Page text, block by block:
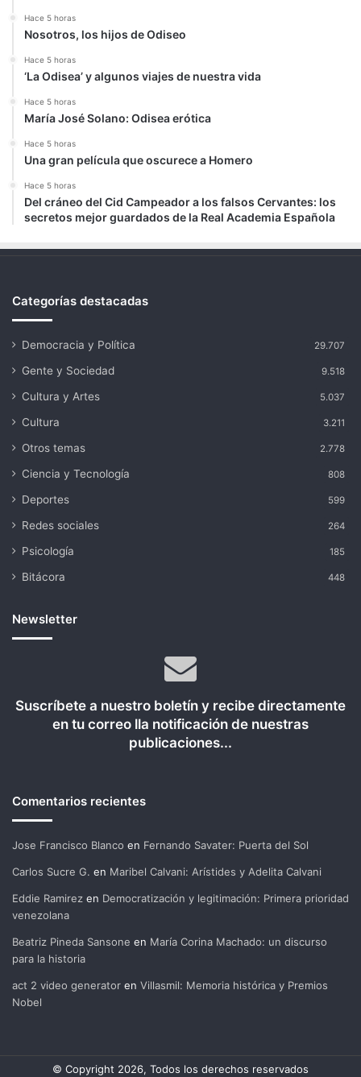
Hace 5 horas
Nosotros, los hijos de Odiseo
Hace 5 horas
‘La Odisea’ y algunos viajes de nuestra vida
Hace 5 horas
María José Solano: Odisea erótica
Hace 5 horas
Una gran película que oscurece a Homero
Hace 5 horas
Del cráneo del Cid Campeador a los falsos Cervantes: los
secretos mejor guardados de la Real Academia Española
Categorías destacadas
Democracia y Política 29.707
Gente y Sociedad 9.518
Cultura y Artes 5.037
Cultura 3.211
Otros temas 2.778
Ciencia y Tecnología 808
Deportes 599
Redes sociales 264
Psicología 185
Bitácora 448
Newsletter
Suscríbete a nuestro boletín y recibe directamente
en tu correo lla notificación de nuestras
publicaciones...
Comentarios recientes
Jose Francisco Blanco en Fernando Savater: Puerta del Sol
Carlos Sucre G. en Maribel Calvani: Arístides y Adelita Calvani
Eddie Ramirez en Democratización y legitimación: Primera prioridad
venezolana
Beatriz Pineda Sansone en María Corina Machado: un discurso
para la historia
act 2 video generator en Villasmil: Memoria histórica y Premios
Nobel
© Copyright 2026, Todos los derechos reservados